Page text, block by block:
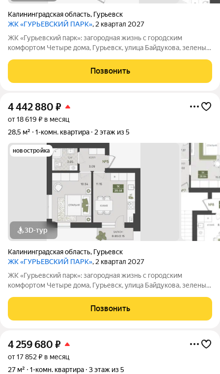
Калининградская область, Гурьевск
ЖК «ГУРЬЕВСКИЙ ПАРК», 2 квартал 2027
ЖК «Гурьевский парк»: загородная жизнь с городским
комфортом Четыре дома, Гурьевск, улица Байдукова, зеленый
система отопления - все это новый проект от МПК. Срок сдачи
- II квартал 2027 года
Позвонить
4 442 880 ₽
от 18 619 ₽ в месяц
28,5 м²
1-комн. квартира 2 этаж из 5
новостройка
3D-тур
Калининградская область, Гурьевск
ЖК «ГУРЬЕВСКИЙ ПАРК», 2 квартал 2027
ЖК «Гурьевский парк»: загородная жизнь с городским
комфортом Четыре дома, Гурьевск, улица Байдукова, зеленый
система отопления - все это новый проект от МПК. Срок сдачи
- II квартал 2027 года
Позвонить
4 259 680 ₽
от 17 852 ₽ в месяц
27 м²
1-комн. квартира 3 этаж из 5